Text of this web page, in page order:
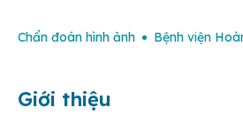
Chẩn đoán hình ảnh Bệnh viện
Giới thiệu